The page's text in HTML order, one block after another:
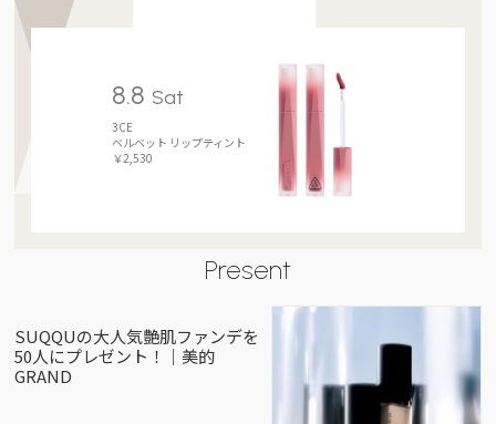
8.8 Sat
3CE
ベルベット リップティント
￥2,530
Present
SUQQUの大人気艶肌ファンデを
50人にプレゼント！｜美的
GRAND